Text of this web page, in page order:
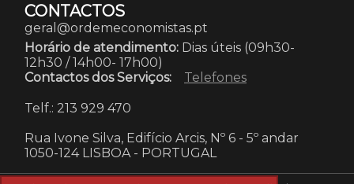
CONTACTOS
geral@ordemeconomistas.pt
Horário de atendimento: Dias úteis (09h30-
12h30 / 14h00- 17h00)
Contactos dos Serviços:
Telefones
Telf.: 213 929 470
Rua Ivone Silva, Edifício Arcis, Nº 6 - 5º andar
1050-124 LISBOA - PORTUGAL